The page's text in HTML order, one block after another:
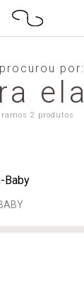
por:
ela
2 produtos